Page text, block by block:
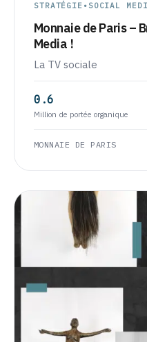
STRATÉGIE • SOCIAL
Monnaie de Paris –
Media !
La TV sociale
0.6
Million de portée organique
MONNAIE DE PARIS